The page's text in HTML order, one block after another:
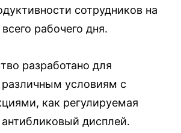
сотрудников на
рабочего дня.
разработано для
различным условиям с
как регулируемая
антибликовый дисплей.